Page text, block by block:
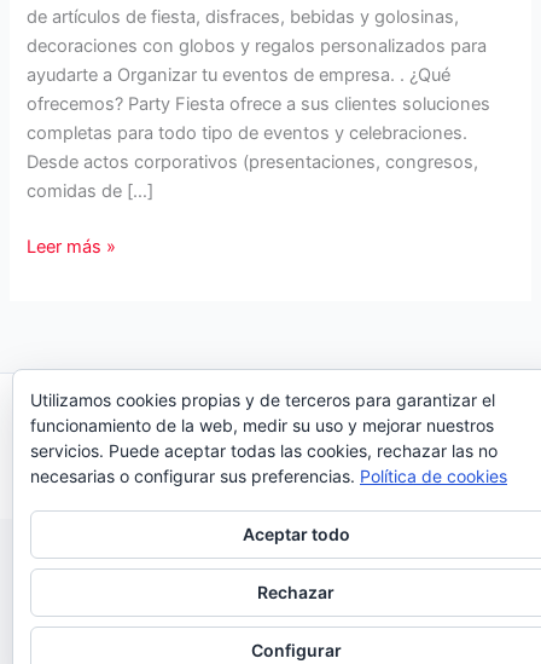
de artículos de fiesta, disfraces, bebidas y golosinas,
decoraciones con globos y regalos personalizados para
ayudarte a Organizar tu eventos de empresa. . ¿Qué
ofrecemos? Party Fiesta ofrece a sus clientes soluciones
completas para todo tipo de eventos y celebraciones.
Desde actos corporativos (presentaciones, congresos,
comidas de […]
Party
atrezzo
para
organizar
tu
evento
Leer más »
Copyright © 2026 Organiza Eventos
Utilizamos cookies propias y de terceros para garantizar el
funcionamiento de la web, medir su uso y mejorar nuestros
servicios. Puede aceptar todas las cookies, rechazar las no
necesarias o configurar sus preferencias. Política de cookies
Aceptar todo
Rechazar
Configurar